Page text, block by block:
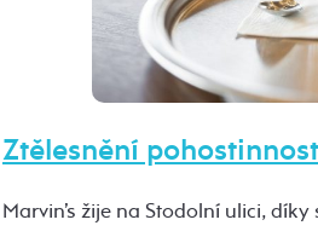
Ztělesnění
Marvin’s žije na Stodolní ulici,